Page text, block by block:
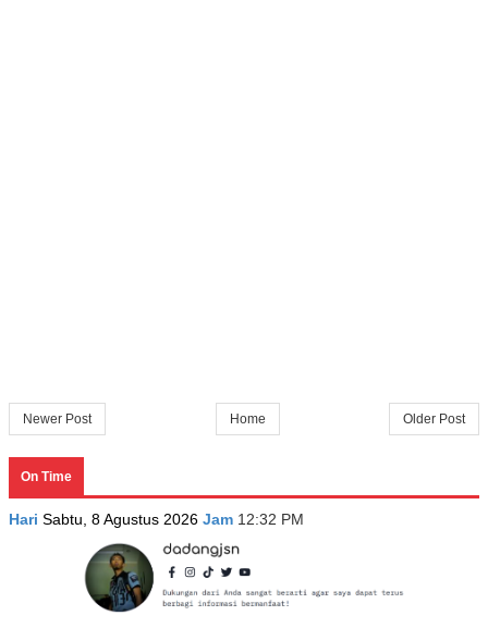
Newer Post Older Post
Home
On Time
Hari Sabtu, 8 Agustus 2026 Jam 12:32 PM